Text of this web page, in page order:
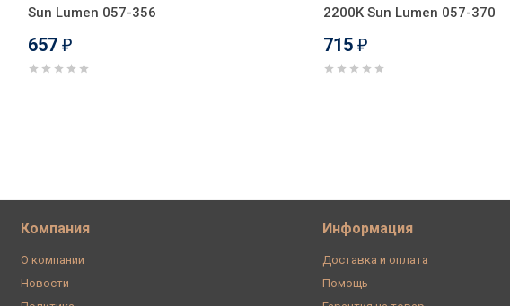
Sun Lumen 057-356
657 ₽
2200K Sun Lumen 057-370
715 ₽
Компания
О компании
Новости
Информация
Доставка и оплата
Помощь